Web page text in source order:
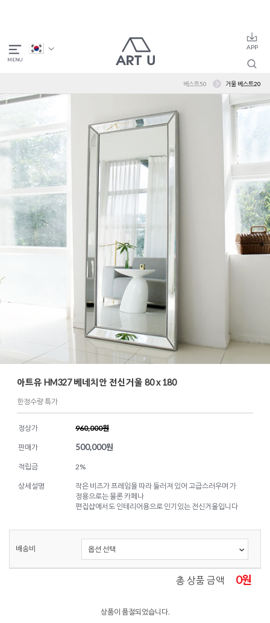
베스트50 거울 베스트20
아트유 HM327 베네치안 전신거울 80 x 180
한정수량 특가
정상가 960,000원
판매가 500,000원
적립금 2%
상세설명
작은 비즈가 프레임을 따라 둘러져 있어 고급스러우며 가
정용으로는 물론 카페나
편집샵에서도 인테리어용으로 인기있는 전신거울입니다
배송비
총 상품 금액 0원
상품이 품절되었습니다.